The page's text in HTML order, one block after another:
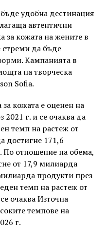
удобна дестинация
автентични
за кожата на жените в
стреми да бъде
Кампанията в
на творческа
Sofia.
кожата е оценен на
г. и се очаква да
темп на растеж от
достигне 171,6
По отношение на обема,
от 17,9 милиарда
продукти през
темп на растеж от
очаква Източна
темпове на
г.